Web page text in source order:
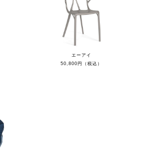
エーアイ
50,800円（税込）